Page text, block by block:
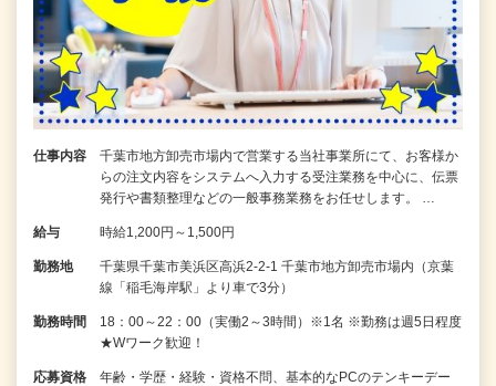
仕事内容
千葉市地方卸売市場内で営業する当社事業所にて、お客様か
らの注文内容をシステムへ入力する受注業務を中心に、伝票
発行や書類整理などの一般事務業務をお任せします。 …
給与 時給1,200円～1,500円
勤務地
千葉県千葉市美浜区高浜2-2-1 千葉市地方卸売市場内（京葉
線「稲毛海岸駅」より車で3分）
勤務時間
18：00～22：00（実働2～3時間）※1名 ※勤務は週5日程度
★Wワーク歓迎！
応募資格
年齢・学歴・経験・資格不問、基本的なPCのテンキーデー